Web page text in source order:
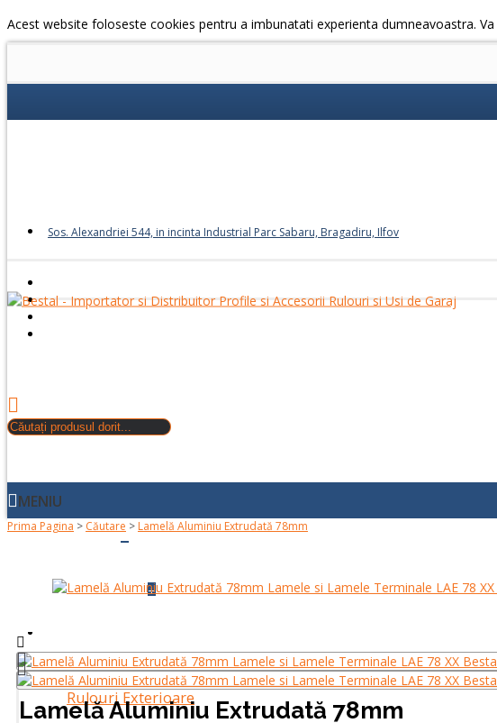
Acest website foloseste cookies pentru a imbunatati experienta dumneavoastra.
Sos. Alexandriei 544, in incinta Industrial Parc Sabaru, Bragadiru, Ilfov
MENIU
DESPRE NOI +
Rulouri Exterioare
Prima Pagina > Căutare > Lamelă Aluminiu Extrudată 78mm
Lamelă Aluminiu Extrudată 78mm